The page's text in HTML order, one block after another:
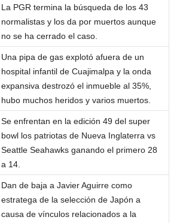
La PGR termina la búsqueda de los 43
normalistas y los da por muertos aunque
no se ha cerrado el caso.
Una pipa de gas explotó afuera de un
hospital infantil de Cuajimalpa y la onda
expansiva destrozó el inmueble al 35%,
hubo muchos heridos y varios muertos.
Se enfrentan en la edición 49 del super
bowl los patriotas de Nueva Inglaterra vs
Seattle Seahawks ganando el primero 28
a 14.
Dan de baja a Javier Aguirre como
estratega de la selección de Japón a
causa de vínculos relacionados a la